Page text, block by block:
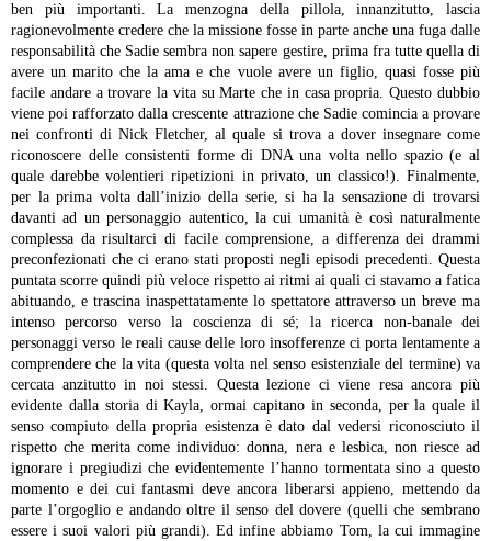
ben più importanti. La menzogna della pillola, innanzitutto, lascia
ragionevolmente credere che la missione fosse in parte anche una fuga dalle
responsabilità che Sadie sembra non sapere gestire, prima fra tutte quella di
avere un marito che la ama e che vuole avere un figlio, quasi fosse più
facile andare a trovare la vita su Marte che in casa propria. Questo dubbio
viene poi rafforzato dalla crescente attrazione che Sadie comincia a provare
nei confronti di Nick Fletcher, al quale si trova a dover insegnare come
riconoscere delle consistenti forme di DNA una volta nello spazio (e al
quale darebbe volentieri ripetizioni in privato, un classico!). Finalmente,
per la prima volta dall’inizio della serie, si ha la sensazione di trovarsi
davanti ad un personaggio autentico, la cui umanità è così naturalmente
complessa da risultarci di facile comprensione, a differenza dei drammi
preconfezionati che ci erano stati proposti negli episodi precedenti. Questa
puntata scorre quindi più veloce rispetto ai ritmi ai quali ci stavamo a fatica
abituando, e trascina inaspettatamente lo spettatore attraverso un breve ma
intenso percorso verso la coscienza di sé; la ricerca non-banale dei
personaggi verso le reali cause delle loro insofferenze ci porta lentamente a
comprendere che la vita (questa volta nel senso esistenziale del termine) va
cercata anzitutto in noi stessi. Questa lezione ci viene resa ancora più
evidente dalla storia di Kayla, ormai capitano in seconda, per la quale il
senso compiuto della propria esistenza è dato dal vedersi riconosciuto il
rispetto che merita come individuo: donna, nera e lesbica, non riesce ad
ignorare i pregiudizi che evidentemente l’hanno tormentata sino a questo
momento e dei cui fantasmi deve ancora liberarsi appieno, mettendo da
parte l’orgoglio e andando oltre il senso del dovere (quelli che sembrano
essere i suoi valori più grandi). Ed infine abbiamo Tom, la cui immagine